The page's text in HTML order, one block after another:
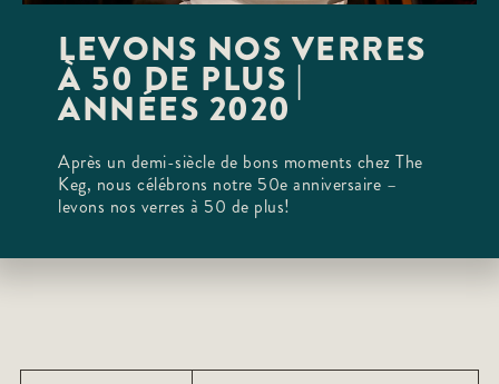
LEVONS NOS VERRES
À 50 DE PLUS |
ANNÉES 2020
Après un demi-siècle de bons moments chez The
Keg, nous célébrons notre 50e anniversaire –
levons nos verres à 50 de plus!